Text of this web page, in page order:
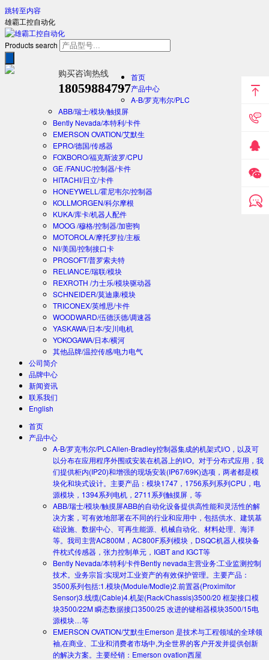
跳转至内容
雄霸工控自动化
Products search
购买咨询热线
18059884797
首页
产品中心
A-B/罗克韦尔/PLC
ABB/瑞士/模块/触摸屏
Bently Nevada/本特利/卡件
EMERSON OVATION/艾默生
EPRO/德国/传感器
FOXBORO/福克斯波罗/CPU
GE /FANUC/控制器/卡件
HITACHI/日立/卡件
HONEYWELL/霍尼韦尔/控制器
KOLLMORGEN/科尔摩根
KUKA/库卡/机器人配件
MOOG /穆格/控制器/加密狗
MOTOROLA/摩托罗拉/主板
NI/美国/控制接口卡
PROSOFT/普罗索夫特
RELIANCE/瑞联/模块
REXROTH /力士乐/模块驱动器
SCHNEIDER/莫迪康/模块
TRICONEX/英维思/卡件
WOODWARD/伍德沃德/调速器
YASKAWA/日本/安川电机
YOKOGAWA/日本/横河
其他品牌/温控传感/电力电气
公司简介
品牌中心
新闻资讯
联系我们
English
首页
产品中心
A-B/罗克韦尔/PLCAllen-Bradley控制器集成的机架式I/O，以及可
以分布在应用程序外围或安装在机器上的I/O。对于分布式应用，我
们提供柜内(IP20)和增强的现场安装(IP67/69K)选项，两者都是模
块化和块式设计。主要产品：模块1747，1756系列系列CPU，电
源模块，1394系列电机，2711系列触摸屏，等
ABB/瑞士/模块/触摸屏ABB的自动化设备提供高性能和灵活性的解
决方案，可有效地部署在不同的行业和应用中，包括供水、建筑基
础设施、数据中心、可再生能源、机械自动化、材料处理、海洋
等。我司主营AC800M，AC800F系列模块，DSQC机器人模块备
件枕式传感器，张力控制单元，IGBT and IGCT等
Bently Nevada/本特利/卡件Bently nevada主营业务:工业监测控制
技术。业务宗旨:实现对工业资产的有效保护管理。主要产品：
3500系列包括:1.模块(Module/Modle)2.前置器(Proximitor
Sensor)3.线缆(Cable)4.机架(Rack/Chassis)3500/20 框架接口模
块3500/22M 瞬态数据接口3500/25 改进的键相器模块3500/15电
源模块…等
EMERSON OVATION/艾默生Emerson 是技术与工程领域的全球领
袖,在商业、工业和消费者市场中,为全世界的客户开发并提供创新
的解决方案。主要经销：Emerson ovation西屋